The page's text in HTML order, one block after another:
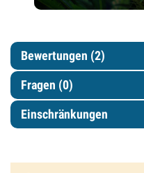
Bewertungen (2)
Fragen (0)
Einschränkungen